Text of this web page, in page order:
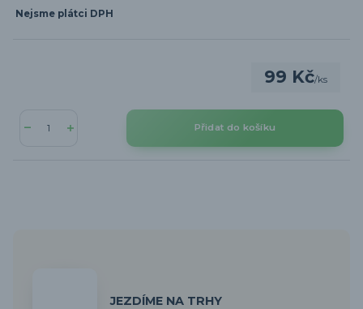
Nejsme plátci DPH
99 Kč/ks
Přidat do košíku
JEZDÍME NA TRHY